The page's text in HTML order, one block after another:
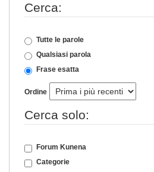
Cerca:
Tutte le parole
Qualsiasi parola
Frase esatta
Ordine
Cerca solo:
Forum Kunena
Categorie